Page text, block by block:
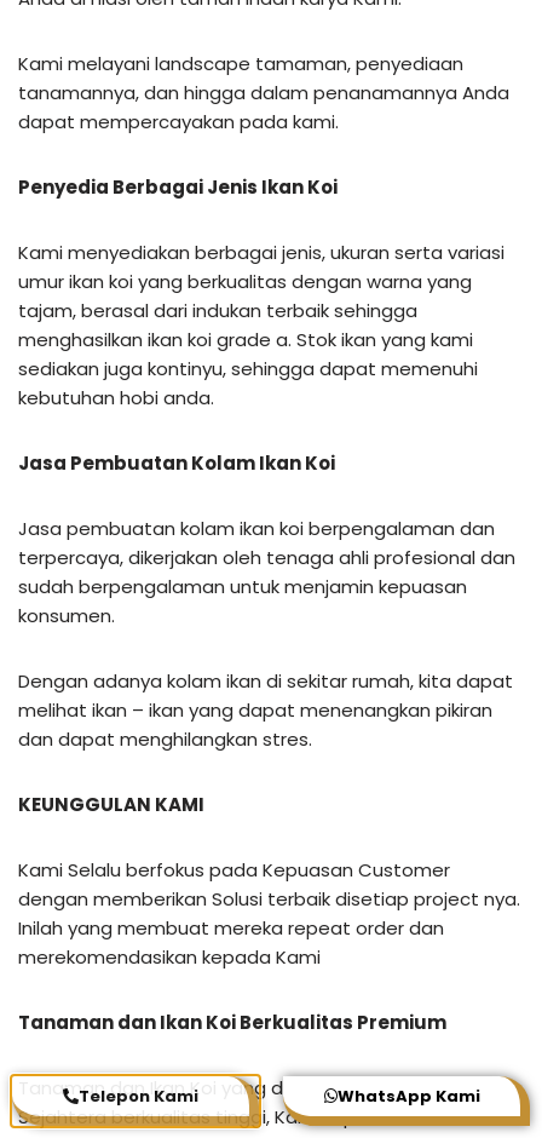
Kami melayani landscape tamaman, penyediaan
tanamannya, dan hingga dalam penanamannya Anda
dapat mempercayakan pada kami.
Penyedia Berbagai Jenis Ikan Koi
Kami menyediakan berbagai jenis, ukuran serta variasi
umur ikan koi yang berkualitas dengan warna yang
tajam, berasal dari indukan terbaik sehingga
menghasilkan ikan koi grade a. Stok ikan yang kami
sediakan juga kontinyu, sehingga dapat memenuhi
kebutuhan hobi anda.
Jasa Pembuatan Kolam Ikan Koi
Jasa pembuatan kolam ikan koi berpengalaman dan
terpercaya, dikerjakan oleh tenaga ahli profesional dan
sudah berpengalaman untuk menjamin kepuasan
konsumen.
Dengan adanya kolam ikan di sekitar rumah, kita dapat
melihat ikan – ikan yang dapat menenangkan pikiran
dan dapat menghilangkan stres.
KEUNGGULAN KAMI
Kami Selalu berfokus pada Kepuasan Customer
dengan memberikan Solusi terbaik disetiap project nya.
Inilah yang membuat mereka repeat order dan
merekomendasikan kepada Kami
Tanaman dan Ikan Koi Berkualitas Premium
Tanaman dan Ikan Koi yang di berikan oleh Agrotani
Sejahtera berkualitas tinggi, Karena pemilihan Tanaman
Telepon Kami WhatsApp Kami